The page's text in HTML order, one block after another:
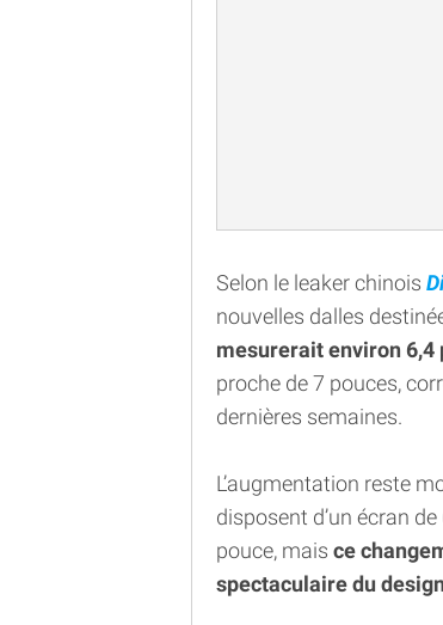
Selon le leaker chinois
nouvelles dalles
mesurerait environ 6,4
proche de 7 pouces,
dernières semaines.
L’augmentation reste
disposent d’un écran
pouce, mais ce
spectaculaire du design